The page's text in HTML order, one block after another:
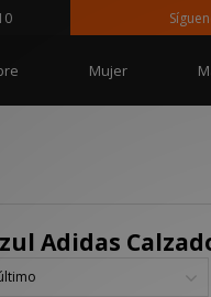
Mujer
Adidas